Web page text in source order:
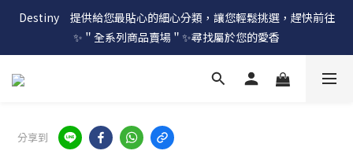
Destiny　提供給您最貼心的細心分類，讓您輕鬆挑選，趕快前往
✨＂全系列商品賣場＂✨尋找屬於您的愛香
分享到